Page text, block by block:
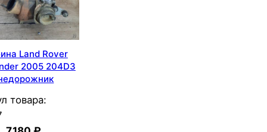
Land Rover
2005 204D3
товара: